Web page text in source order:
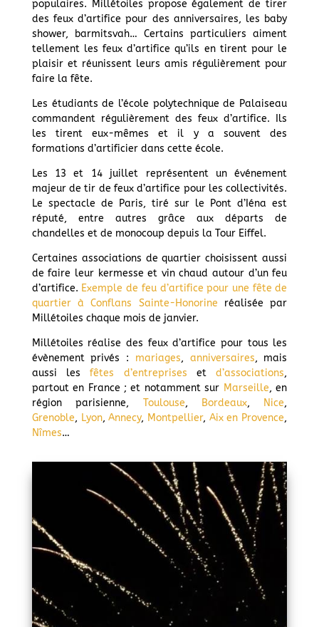
populaires. Millétoiles propose également de tirer
des feux d’artifice pour des anniversaires, les baby
shower, barmitsvah… Certains particuliers aiment
tellement les feux d’artifice qu’ils en tirent pour le
plaisir et réunissent leurs amis régulièrement pour
faire la fête.
Les étudiants de l’école polytechnique de Palaiseau
commandent régulièrement des feux d’artifice. Ils
les tirent eux-mêmes et il y a souvent des
formations d’artificier dans cette école.
Les 13 et 14 juillet représentent un événement
majeur de tir de feux d’artifice pour les collectivités.
Le spectacle de Paris, tiré sur le Pont d’Iéna est
réputé, entre autres grâce aux départs de
chandelles et de monocoup depuis la Tour Eiffel.
Certaines associations de quartier choisissent aussi
de faire leur kermesse et vin chaud autour d’un feu
d’artifice. Exemple de feu d’artifice pour une fête de
quartier à Conflans Sainte-Honorine réalisée par
Millétoiles chaque mois de janvier.
Millétoiles réalise des feux d’artifice pour tous les
évènement privés : mariages, anniversaires, mais
aussi lesfêtes d’entreprises etd’associations,
partout en France ; et notamment sur Marseille, en
région parisienne, Toulouse, Bordeaux, Nice,
Grenoble, Lyon,Annecy, Montpellier, Aix en Provence,
Nîmes…